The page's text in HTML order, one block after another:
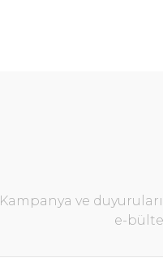
Kampanya ve
e-